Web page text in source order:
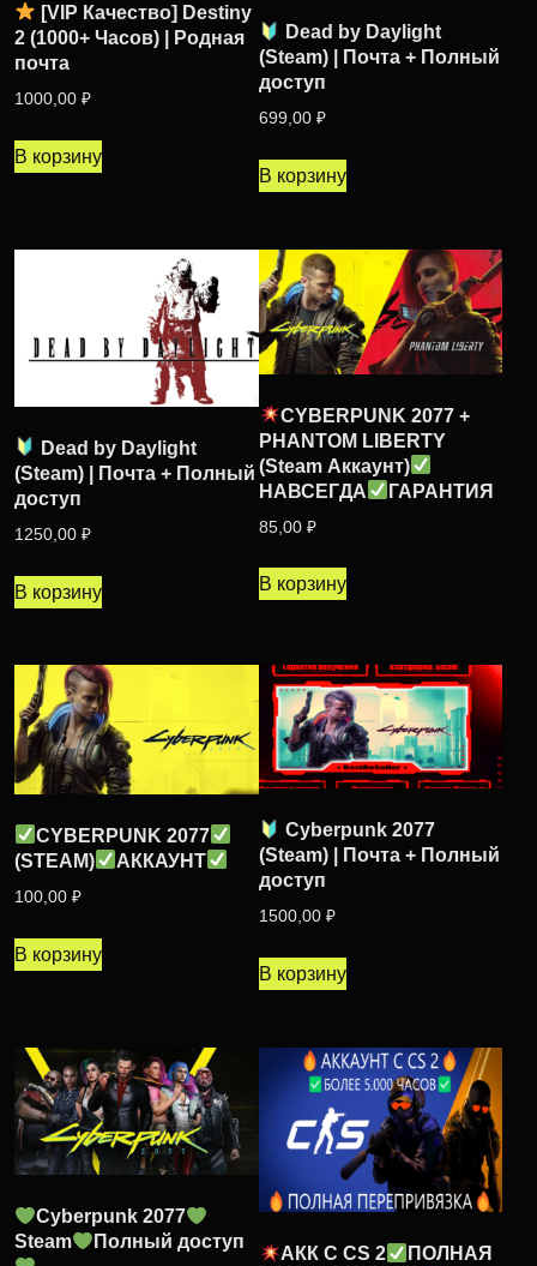
[VIP Качество] Destiny
2 (1000+ Часов) | Родная
почта
1000,00 ₽
В корзину
Dead by Daylight
(Steam) | Почта + Полный
доступ
699,00 ₽
В корзину
Dead by Daylight
(Steam) | Почта + Полный
доступ
1250,00 ₽
В корзину
CYBERPUNK 2077 +
PHANTOM LIBERTY
(Steam Аккаунт)
НАВСЕГДА
ГАРАНТИЯ
85,00 ₽
В корзину
CYBERPUNK 2077
(STEAM)
АККАУНТ
100,00 ₽
В корзину
Cyberpunk 2077
(Steam) | Почта + Полный
доступ
1500,00 ₽
В корзину
Cyberpunk 2077
Steam
Полный доступ
АКК С CS 2
ПОЛНАЯ